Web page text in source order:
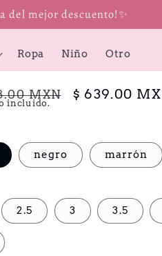
del mejor descuento!✨
Ropa Niño Otro
MXN
Precio
$ 639.00
incluido.
negro marrón
2.5 3 3.5